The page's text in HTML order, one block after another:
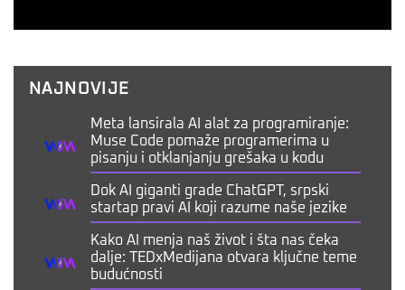
NAJNOVIJE
Meta lansirala AI alat za programiranje:
Muse Code pomaže programerima u
pisanju i otklanjanju grešaka u kodu
Dok AI giganti grade ChatGPT, srpski
startap pravi AI koji razume naše jezike
Kako AI menja naš život i šta nas čeka
dalje: TEDxMedijana otvara ključne teme
budućnosti